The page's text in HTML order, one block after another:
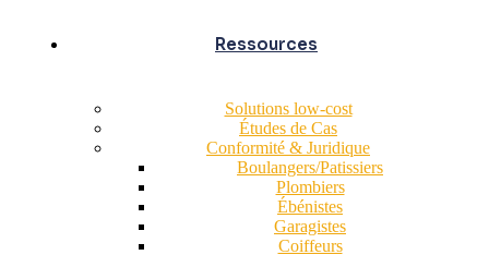
Ressources
Solutions low-cost
Études de Cas
Conformité & Juridique
Boulangers/Patissiers
Plombiers
Ébénistes
Garagistes
Coiffeurs